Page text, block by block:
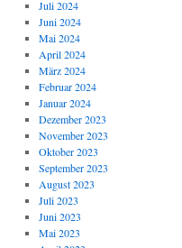
Juli 2024
Juni 2024
Mai 2024
April 2024
März 2024
Februar 2024
Januar 2024
Dezember 2023
November 2023
Oktober 2023
September 2023
August 2023
Juli 2023
Juni 2023
Mai 2023